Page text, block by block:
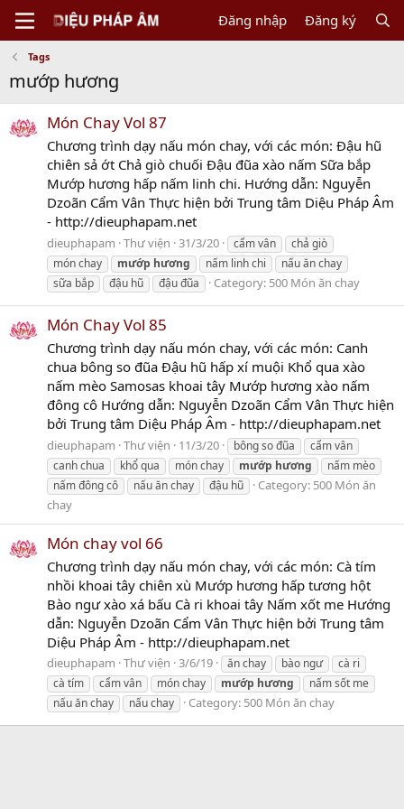
Đăng nhập Đăng ký
Tags
mướp hương
Món Chay Vol 87
Chương trình dạy nấu món chay, với các món: Đậu hũ
chiên sả ớt Chả giò chuối Đậu đũa xào nấm Sữa bắp
Mướp hương hấp nấm linh chi. Hướng dẫn: Nguyễn
Dzoãn Cẩm Vân Thực hiện bởi Trung tâm Diệu Pháp Âm
- http://dieuphapam.net
dieuphapam Thư viện 31/3/20 cẩm vân
chả giò
món chay
mướp hương nấm linh chi
nấu ăn chay
sữa bắp
đậu hũ đậu đũa Category: 500 Món ăn chay
Món Chay Vol 85
Chương trình dạy nấu món chay, với các món: Canh
chua bông so đũa Đậu hũ hấp xí muội Khổ qua xào
nấm mèo Samosas khoai tây Mướp hương xào nấm
đông cô Hướng dẫn: Nguyễn Dzoãn Cẩm Vân Thực hiện
bởi Trung tâm Diệu Pháp Âm - http://dieuphapam.net
dieuphapam Thư viện 11/3/20 bông so đũa
cẩm vân
canh chua
khổ qua món chay mướp hương
nấm mèo
nấm đông cô
nấu ăn chay đậu hũ Category: 500 Món ăn
chay
Món chay vol 66
Chương trình dạy nấu món chay, với các món: Cà tím
nhồi khoai tây chiên xù Mướp hương hấp tương hột
Bào ngư xào xá bấu Cà ri khoai tây Nấm xốt me Hướng
dẫn: Nguyễn Dzoãn Cẩm Vân Thực hiện bởi Trung tâm
Diệu Pháp Âm - http://dieuphapam.net
dieuphapam Thư viện 3/6/19 ăn chay bào ngư
cà ri
cà tím
cẩm vân món chay mướp hương
nấm sốt me
nấu ăn chay
nấu chay Category: 500 Món ăn chay